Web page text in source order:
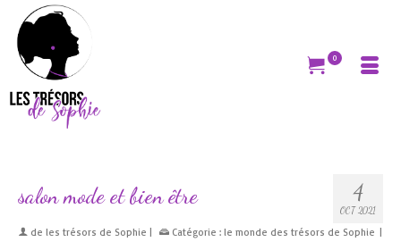
0
4
OCT 2021
salon mode et bien être
de les trésors de Sophie Catégorie : le monde des trésors de Sophie